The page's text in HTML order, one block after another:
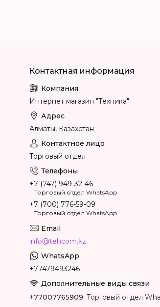
Интернет магазин "Техника"
Алматы, Казахстан
Торговый отдел
+7 (747) 949-32-46
Торговый отдел WhatsApp
+7 (700) 776-59-09
Торговый отдел WhatsApp
info@tehcom.kz
+77479493246
+77007765909 Торговый отдел